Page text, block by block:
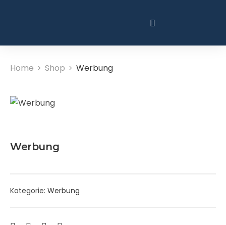
Home > Shop > Werbung
Werbung
Kategorie: Werbung